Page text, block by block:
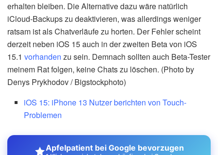
erhalten bleiben. Die Alternative dazu wäre natürlich
iCloud-Backups zu deaktivieren, was allerdings weniger
ratsam ist als Chatverläufe zu horten. Der Fehler scheint
derzeit neben iOS 15 auch in der zweiten Beta von iOS
15.1 vorhanden zu sein. Demnach sollten auch Beta-Tester
meinem Rat folgen, keine Chats zu löschen. (Photo by
Denys Prykhodov / Bigstockphoto)
iOS 15: iPhone 13 Nutzer berichten von Touch-
Problemen
Apfelpatient bei Google bevorzugen